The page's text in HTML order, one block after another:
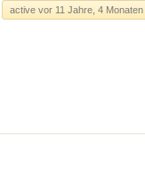
active vor 11 Jahre, 4 Monaten